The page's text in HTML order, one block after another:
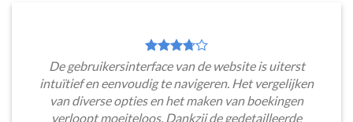
De gebruikersinterface van de website is uiterst
intuïtief en eenvoudig te navigeren. Het vergelijken
van diverse opties en het maken van boekingen
verloopt moeiteloos. Dankzij de gedetailleerde